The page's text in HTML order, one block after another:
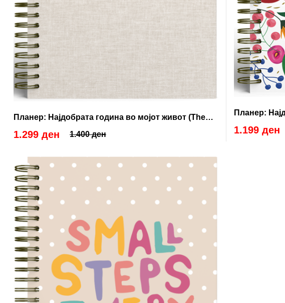
Планер: Најдобрата година во мојот живот (The
Exclusive One)
1.400 ден
1.299 ден
Планер:
Chic One)
1.199 ден